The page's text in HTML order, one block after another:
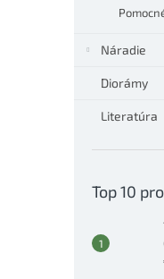
Náradie
Diorámy
Literatúra
Top 10